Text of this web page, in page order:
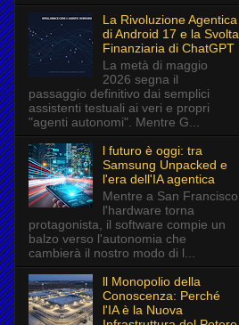
La Rivoluzione Agentica
di Android 17 e la Svolta
Finanziaria di ChatGPT
La metà di maggio
2026 segna il
passaggio definitivo dai semplici
assistenti testuali ai veri e propri
"agenti autonomi". Mentre G...
l futuro è oggi: tra
Samsung Unpacked e
l'era dell'IA agentica
Mentre a San Francisco
l'hardware torna
protagonista, il software compie un
balzo verso l'autonomia che
cambierà il nostro modo di l...
ll Monopolio della
Conoscenza: Perché
l'IA è la Nuova